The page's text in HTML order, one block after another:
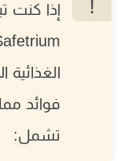
إذا كنت
الغذائية
فوائد
تشمل: